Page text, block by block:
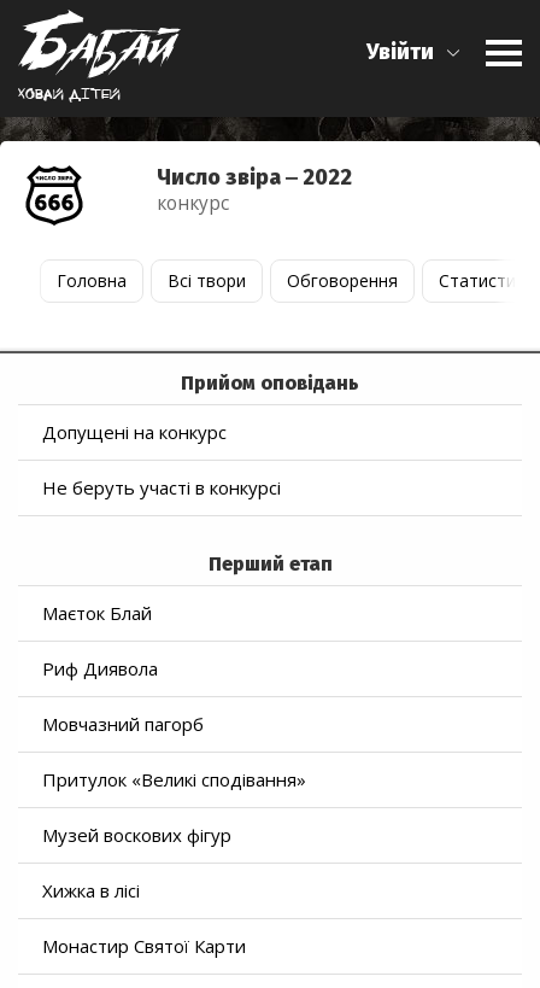
Ховай дiтей
Увійти
Число звіра ‒ 2022
конкурс
Головна Всі твори Обговорення Статистика
Прийом оповідань
Допущені на конкурс
Не беруть участі в конкурсі
Перший етап
Маєток Блай
Риф Диявола
Мовчазний пагорб
Притулок «Великі сподівання»
Музей воскових фігур
Хижка в лісі
Монастир Святої Карти